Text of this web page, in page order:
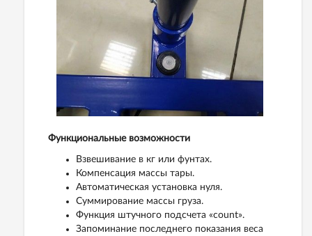
Функциональные возможности
Взвешивание в кг или фунтах.
Компенсация массы тары.
Автоматическая установка нуля.
Суммирование массы груза.
Функция штучного подсчета «count».
Запоминание последнего показания веса